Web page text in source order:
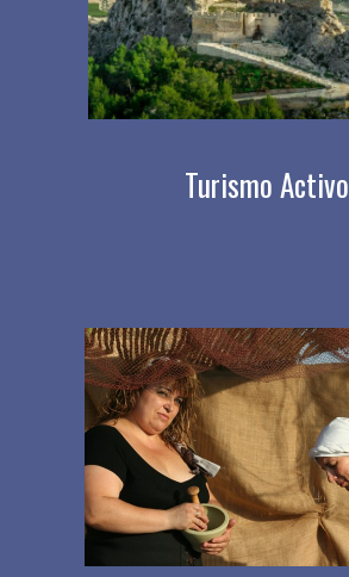
Turismo Activo